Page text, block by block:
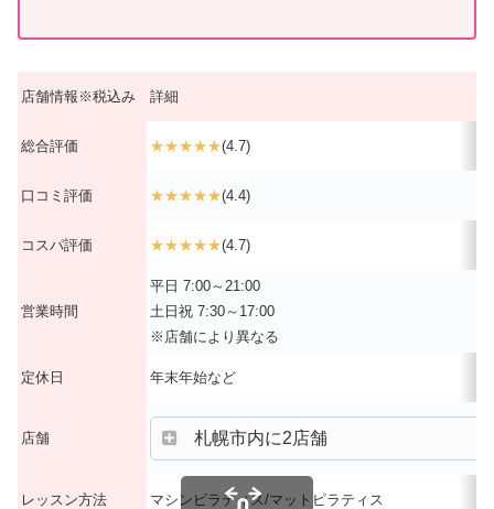
店舗情報※税込み 詳細
総合評価 ★★★★★(4.7)
口コミ評価 ★★★★★(4.4)
コスパ評価 ★★★★★(4.7)
営業時間
平日 7:00～21:00
土日祝 7:30～17:00
※店舗により異なる
定休日 年末年始など
店舗 札幌市内に2店舗
レッスン方法 マシンピラティス/マットピラティス